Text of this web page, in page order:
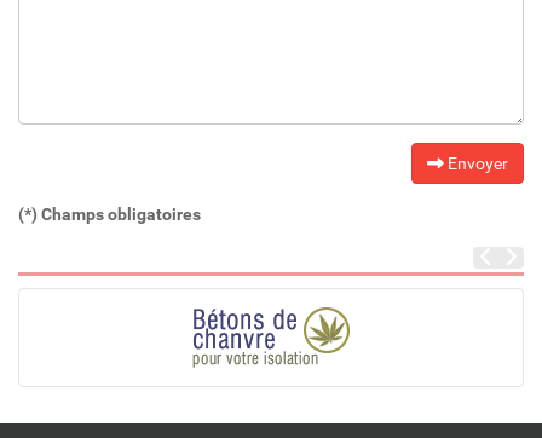
Envoyer
(*) Champs obligatoires